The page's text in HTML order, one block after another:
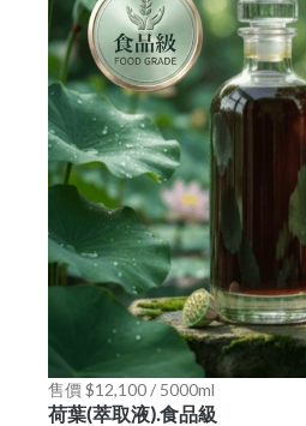
售價 $12,100 / 5000ml
荷葉(萃取液).食品級